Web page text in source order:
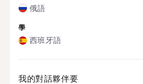
俄語
學
西班牙語
我的對話夥伴要